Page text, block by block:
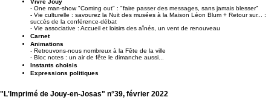
Vivre Jouy
- One man-show "Coming out" : "faire passer des messages, sans jamais blesser"
- Vie culturelle : savourez la Nuit des musées à la Maison Léon Blum + Retour sur... :
succès de la conférence-débat
- Vie associative : Accueil et loisirs des aînés, un vent de renouveau
Carnet
Animations
- Retrouvons-nous nombreux à la Fête de la ville
- Bloc notes : un air de fête le dimanche aussi...
Instants choisis
Expressions politiques
"L'Imprimé de Jouy-en-Josas" n°39, février 2022